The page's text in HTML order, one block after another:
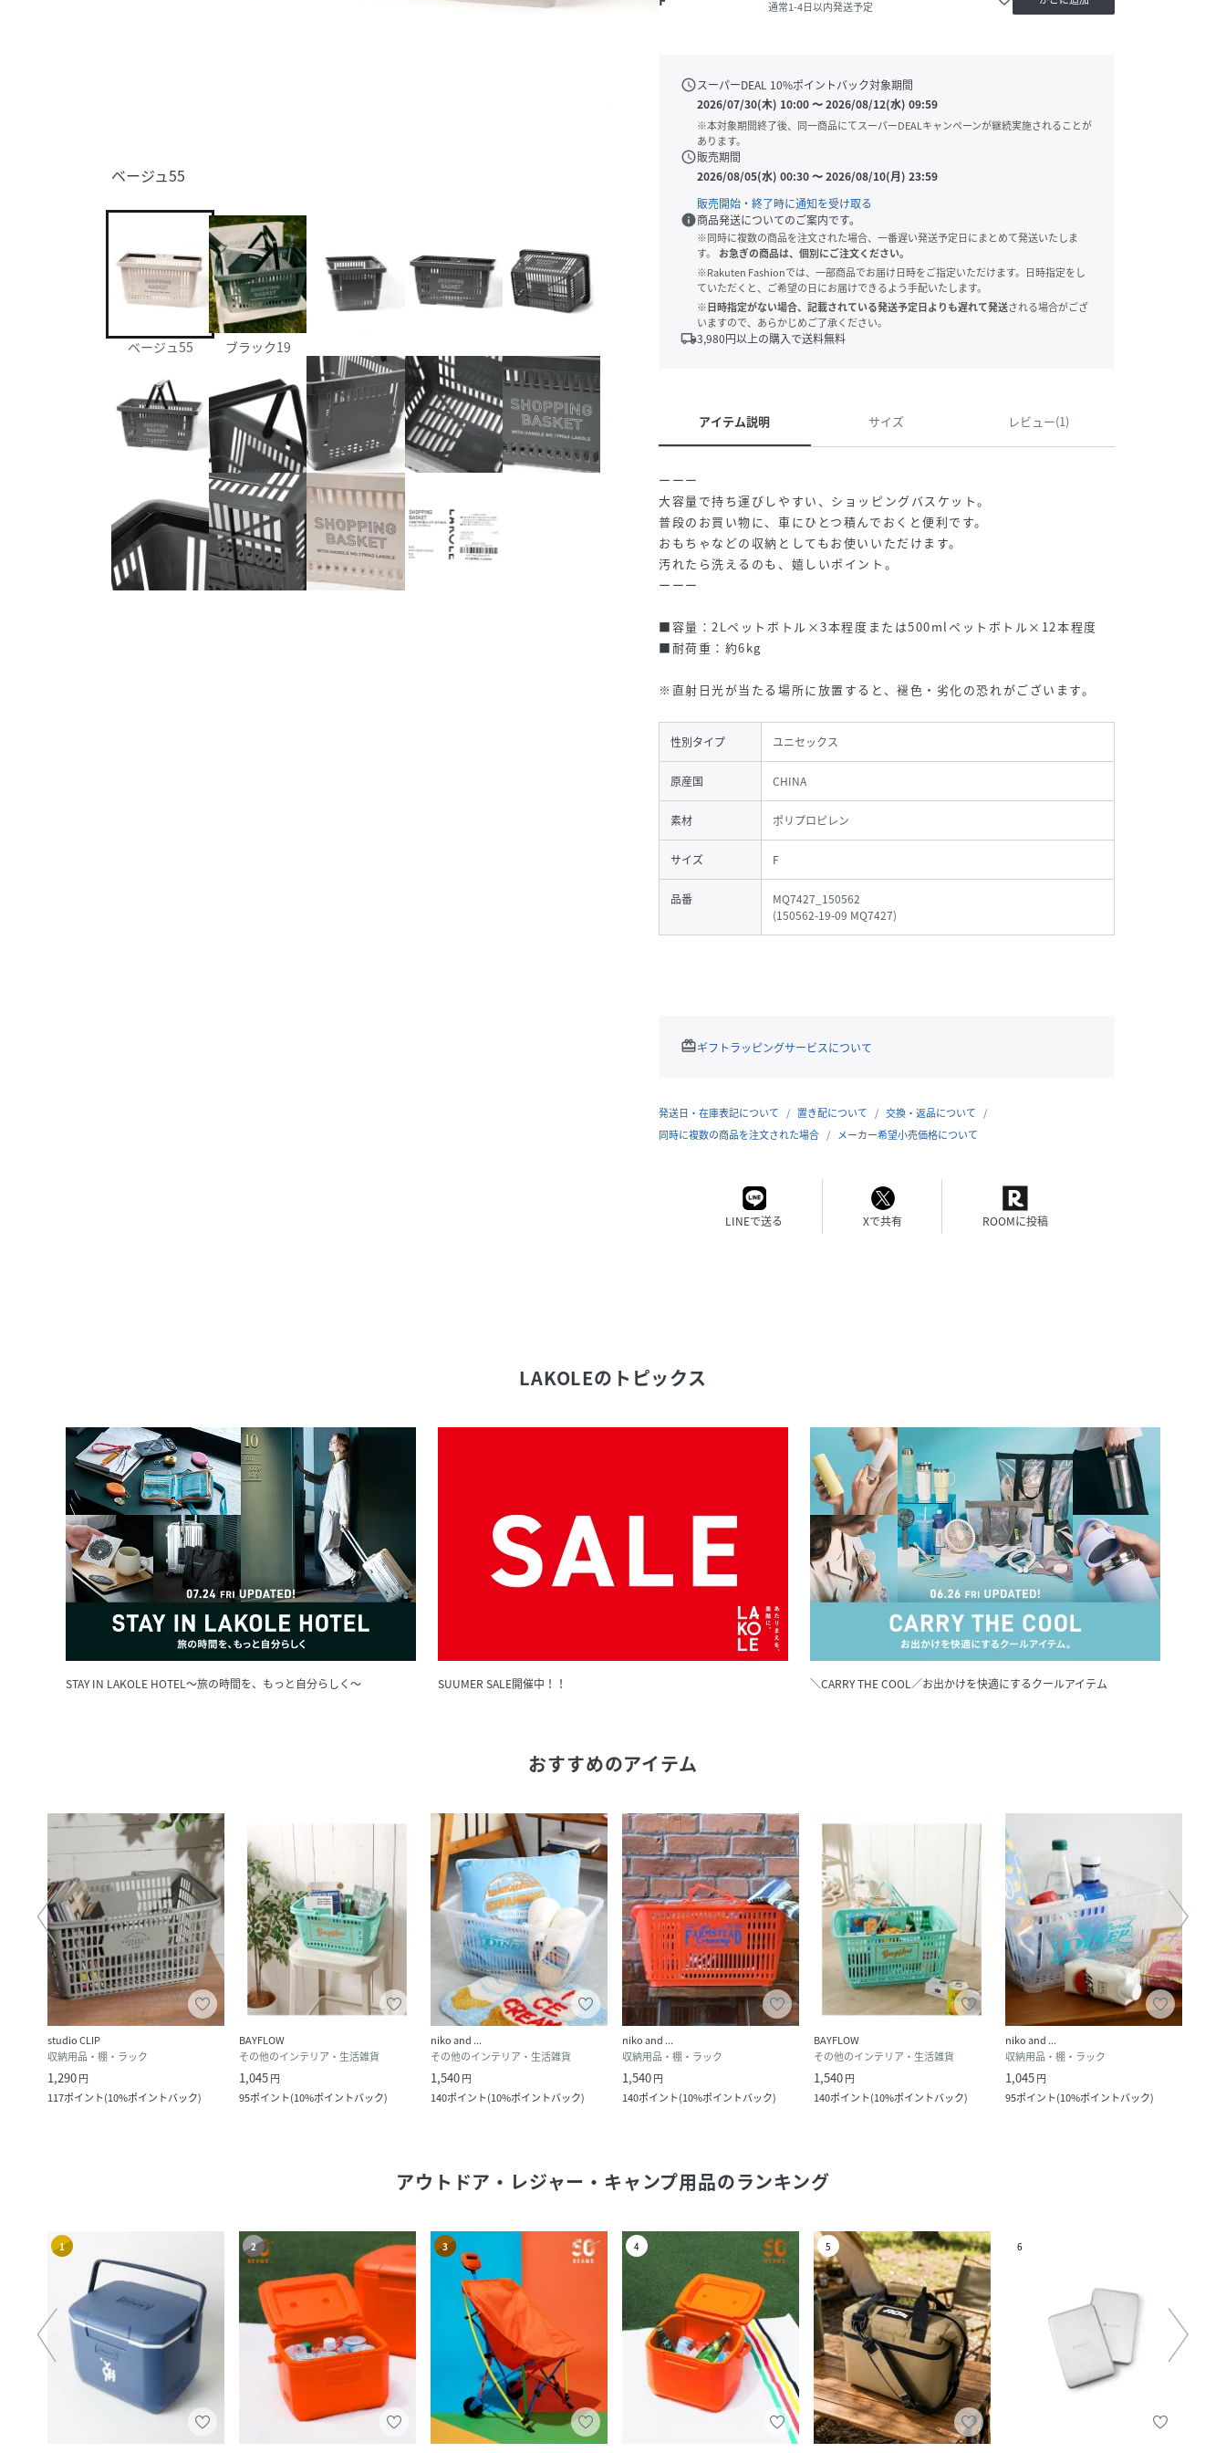
ベージュ55
ベージュ55 ブラック19
通常1-4日以内発送予定
scheduleスーパーDEAL 10%ポイントバック対象期間
2026/07/30(木) 10:00〜2026/08/12(水) 09:59
※本対象期間終了後、同一商品にてスーパーDEALキャンペーンが継続実施されることが
あります。
schedule販売期間
2026/08/05(水) 00:30〜2026/08/10(月) 23:59
販売開始・終了時に通知を受け取る
info商品発送についてのご案内です。
※同時に複数の商品を注文された場合、一番遅い発送予定日にまとめて発送いたしま
す。
お急ぎの商品は、個別にご注文ください。
※Rakuten Fashionでは、一部商品でお届け日時をご指定いただけます。日時指定をし
ていただくと、ご希望の日にお届けできるよう手配いたします。
※日時指定がない場合、記載されている発送予定日よりも遅れて発送される場合がござ
いますので、あらかじめご了承ください。
local_shipping3,980円以上の購入で送料無料
アイテム説明 サイズ レビュー(1)
ーーー
大容量で持ち運びしやすい、ショッピングバスケット。
普段のお買い物に、車にひとつ積んでおくと便利です。
おもちゃなどの収納としてもお使いいただけます。
汚れたら洗えるのも、嬉しいポイント。
ーーー
■容量：2Lペットボトル×3本程度または500mlペットボトル×12本程度
■耐荷重：約6kg
※直射日光が当たる場所に放置すると、褪色・劣化の恐れがございます。
性別タイプ ユニセックス
原産国 CHINA
素材 ポリプロピレン
サイズ F
品番
MQ7427_150562
(150562-19-09 MQ7427)
redeemギフトラッピングサービスについて
発送日・在庫表記について 置き配について
交換・返品について
同時に複数の商品を注文された場合
メーカー希望小売価格について
LINEで送る Xで共有 ROOMに投稿
LAKOLEのトピックス
STAY IN LAKOLE HOTEL～旅の時間を、もっと自分らしく～ SUUMER SALE開催中！！ ＼CARRY THE COOL／お出かけを快適にするクールアイテム
おすすめのアイテム
studio CLIP
収納用品・棚・ラック
1,290円
117ポイント(10%ポイントバック)
BAYFLOW
その他のインテリア・生活雑貨
1,045円
95ポイント(10%ポイントバック)
niko and ...
その他のインテリア・生活雑貨
1,540円
140ポイント(10%ポイントバック)
niko and ...
収納用品・棚・ラック
1,540円
140ポイント(10%ポイントバック)
BAYFLOW
その他のインテリア・生活雑貨
1,540円
140ポイント(10%ポイントバック)
niko and ...
収納用品・棚・ラック
1,045円
95ポイント(10%ポイントバック)
アウトドア・レジャー・キャンプ用品のランキング
1 2 3 4 5 6